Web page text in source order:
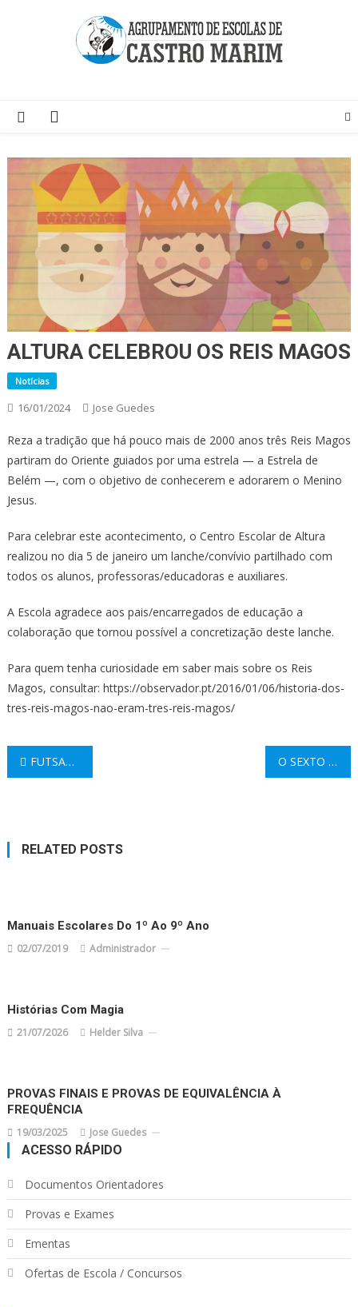
ALTURA CELEBROU OS REIS MAGOS
Notícias
16/01/2024 Jose Guedes
Reza a tradição que há pouco mais de 2000 anos três Reis Magos
partiram do Oriente guiados por uma estrela — a Estrela de
Belém —, com o objetivo de conhecerem e adorarem o Menino
Jesus.
Para celebrar este acontecimento, o Centro Escolar de Altura
realizou no dia 5 de janeiro um lanche/convívio partilhado com
todos os alunos, professoras/educadoras e auxiliares.
A Escola agradece aos pais/encarregados de educação a
colaboração que tornou possível a concretização deste lanche.
Para quem tenha curiosidade em saber mais sobre os Reis
Magos, consultar: https://observador.pt/2016/01/06/historia-dos-
tres-reis-magos-nao-eram-tres-reis-magos/
Navegação
FUTSAL EM CACELA O SEXTO ANO FOI À VILA
RELATED POSTS
Manuais Escolares Do 1º Ao 9º Ano
02/07/2019 Administrador
Histórias Com Magia
21/07/2026 Helder Silva
PROVAS FINAIS E PROVAS DE EQUIVALÊNCIA À
FREQUÊNCIA
19/03/2025 Jose Guedes
ACESSO RÁPIDO
Documentos Orientadores
Provas e Exames
Ementas
Ofertas de Escola / Concursos